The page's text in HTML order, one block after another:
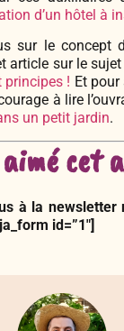
d’un hôtel à
sur le concept
article sur le sujet
principes ! Et
à lire
un petit jardin.
aimé cet
à la newsletter
id=”1″]